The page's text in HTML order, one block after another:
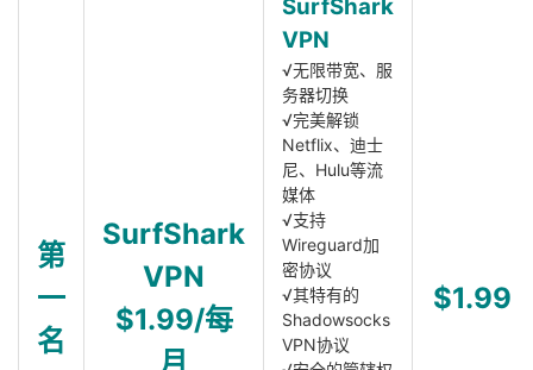
第
一
名
SurfShark
VPN
$1.99/每
月
SurfShark
VPN
√无限带宽、服
务器切换
√完美解锁
Netflix、迪士
尼、Hulu等流
媒体
√支持
Wireguard加
密协议
√其特有的
Shadowsocks
VPN协议
$1.99